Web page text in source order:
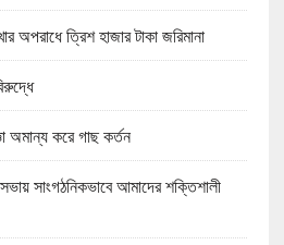
অপরাধে ত্রিশ হাজার টাকা জরিমানা
অমান্য করে গাছ কর্তন
সাংগঠনিকভাবে আমাদের শক্তিশালী